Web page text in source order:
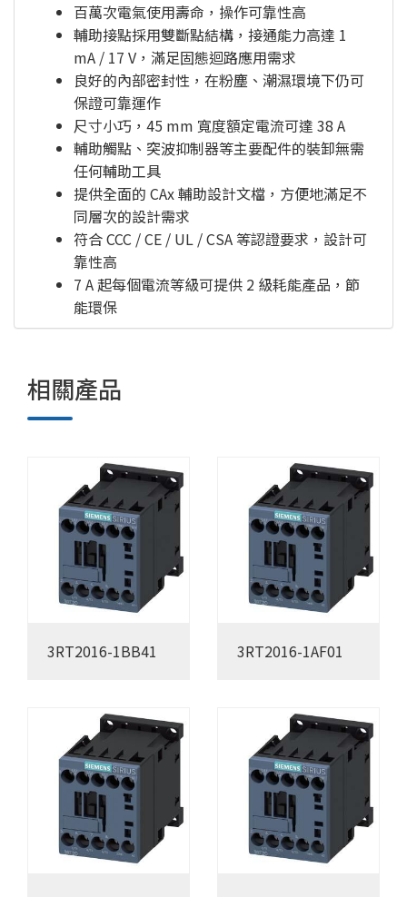
百萬次電氣使用壽命，操作可靠性高
輔助接點採用雙斷點結構，接通能力高達 1
mA / 17 V，滿足固態迴路應用需求
良好的內部密封性，在粉塵、潮濕環境下仍可
保證可靠運作
尺寸小巧，45 mm 寬度額定電流可達 38 A
輔助觸點、突波抑制器等主要配件的裝卸無需
任何輔助工具
提供全面的 CAx 輔助設計文檔，方便地滿足不
同層次的設計需求
符合 CCC / CE / UL / CSA 等認證要求，設計可
靠性高
7 A 起每個電流等級可提供 2 級耗能產品，節
能環保
相關產品
3RT2016-1BB41 3RT2016-1AF01